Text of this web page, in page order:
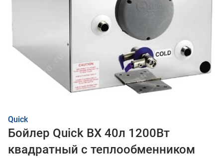
Quick
Бойлер Quick BX 40л 1200Вт
квадратный с теплообменником